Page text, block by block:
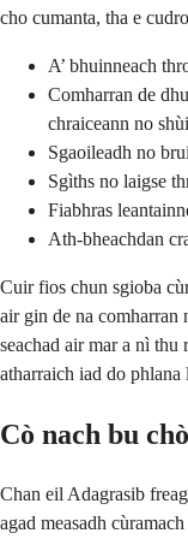
cho cumanta, tha e
A’ bhuinneach
Comharran de
chraiceann no
Sgaoileadh no
Sgìths no laigse
Fiabhras
Ath-bheachdan
Cuir fios chun sgioba
air gin de na comharran
seachad air mar a nì thu
atharraich iad do
Cò nach bu
Chan eil Adagrasib
agad measadh